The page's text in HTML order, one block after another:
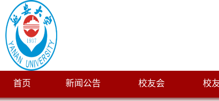
首页 新闻公告 校友会 校